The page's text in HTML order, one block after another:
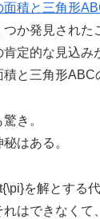
か発見された
肯定的な見込み
と三角形ABC
き。
はある。
を解とする
はできなくて、